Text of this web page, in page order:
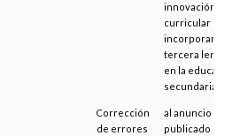
innovación
curricular para
incorporar una
tercera lengua
en la educación
secundaria.
Corrección
de errores
al anuncio
publicado en